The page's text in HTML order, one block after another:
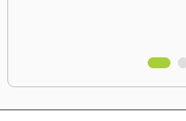
Thiết kế & Chất liệu
Dung lượng pin: